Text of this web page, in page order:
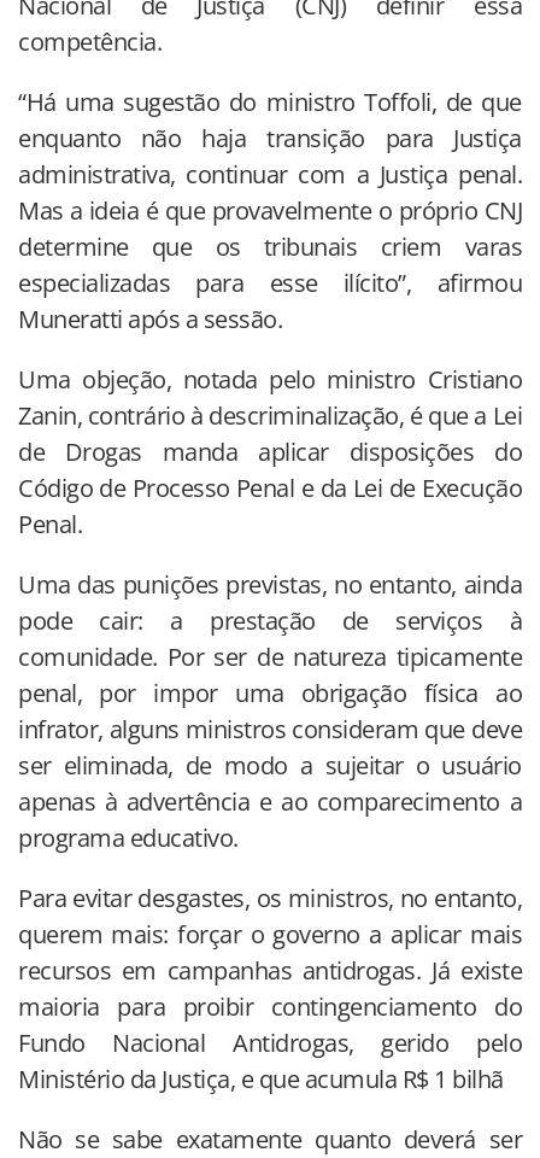
competência.
“Há uma sugestão do ministro Toffoli, de que
enquanto não haja transição para Justiça
administrativa, continuar com a Justiça penal.
Mas a ideia é que provavelmente o próprio CNJ
determine que os tribunais criem varas
especializadas para esse ilícito”, afirmou
Muneratti após a sessão.
Uma objeção, notada pelo ministro Cristiano
Zanin, contrário à descriminalização, é que a Lei
de Drogas manda aplicar disposições do
Código de Processo Penal e da Lei de Execução
Penal.
Uma das punições previstas, no entanto, ainda
pode cair: a prestação de serviços à
comunidade. Por ser de natureza tipicamente
penal, por impor uma obrigação física ao
infrator, alguns ministros consideram que deve
ser eliminada, de modo a sujeitar o usuário
apenas à advertência e ao comparecimento a
programa educativo.
Para evitar desgastes, os ministros, no entanto,
querem mais: forçar o governo a aplicar mais
recursos em campanhas antidrogas. Já existe
maioria para proibir contingenciamento do
Fundo Nacional Antidrogas, gerido pelo
Ministério da Justiça, e que acumula R$ 1 bilhã
Não se sabe exatamente quanto deverá ser